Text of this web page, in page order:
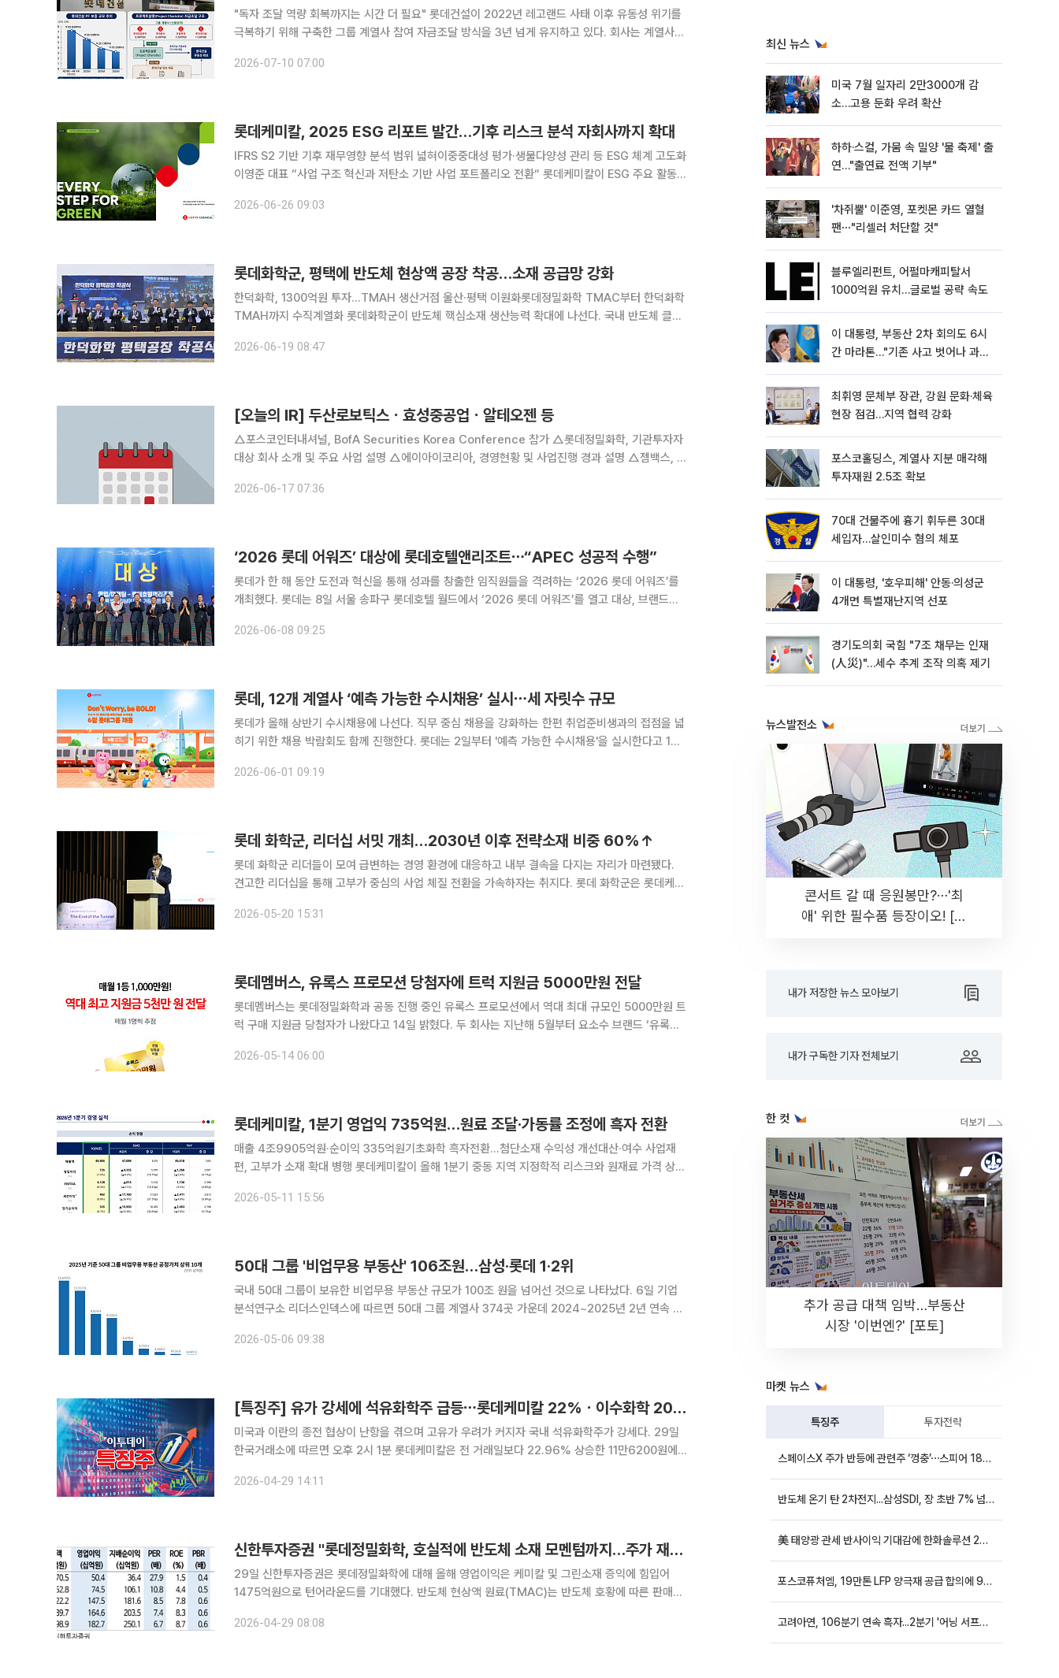
"독자 조달 역량 회복까지는 시간 더 필요" 롯데건설이 2022년 레고랜드 사태 이후 유동성 위기를
극복하기 위해 구축한 그룹 계열사 참여 자금조달 방식을 3년 넘게 유지하고 있다. 회사는 계열사
2026-07-10 07:00
롯데케미칼, 2025 ESG 리포트 발간…기후 리스크 분석 자회사까지 확대
IFRS S2 기반 기후 재무영향 분석 범위 넓혀이중중대성 평가·생물다양성 관리 등 ESG 체계 고도화
이영준 대표 “사업 구조 혁신과 저탄소 기반 사업 포트폴리오 전환“ 롯데케미칼이 ESG 주요 활동과
범위를 연결 자회사까지 확대하며 ESG 관리체계를 강
2026-06-26 09:03
롯데화학군, 평택에 반도체 현상액 공장 착공…소재 공급망 강화
한덕화학, 1300억원 투자…TMAH 생산거점 울산·평택 이원화롯데정밀화학 TMAC부터 한덕화학
TMAH까지 수직계열화 롯데화학군이 반도체 핵심소재 생산능력 확대에 나선다. 국내 반도체 클러
강화한다. 롯데화학군 계열사 한덕화학은 19일 경기도 평택 포승(BIX)
2026-06-19 08:47
[오늘의 IR] 두산로보틱스ㆍ효성중공업ㆍ알테오젠 등
△포스코인터내셔널, BofA Securities Korea Conference 참가 △롯데정밀화학, 기관투자자
대상 회사 소개 및 주요 사업 설명 △에이아이코리아, 경영현황 및 사업진행 경과 설명 △젬백스, 투
Securities 2026 Korea Confer
2026-06-17 07:36
‘2026 롯데 어워즈’ 대상에 롯데호텔앤리조트⋯“APEC 성공적 수행”
롯데가 한 해 동안 도전과 혁신을 통해 성과를 창출한 임직원들을 격려하는 ‘2026 롯데 어워즈’를
개최했다. 롯데는 8일 서울 송파구 롯데호텔 월드에서 ‘2026 롯데 어워즈’를 열고 대상, 브랜드
상했다고 밝혔다. 이날 행사에는 신동빈 롯데그룹
2026-06-08 09:25
롯데, 12개 계열사 ‘예측 가능한 수시채용’ 실시⋯세 자릿수 규모
롯데가 올해 상반기 수시채용에 나선다. 직무 중심 채용을 강화하는 한편 취업준비생과의 접점을 넓
히기 위한 채용 박람회도 함께 진행한다. 롯데는 2일부터 '예측 가능한 수시채용'을 실시한다고 1일
가 참여하며 MD(상품기획), 경영지원, 마케팅 등 20여
2026-06-01 09:19
롯데 화학군, 리더십 서밋 개최…2030년 이후 전략소재 비중 60%↑
롯데 화학군 리더들이 모여 급변하는 경영 환경에 대응하고 내부 결속을 다지는 자리가 마련됐다.
견고한 리더십을 통해 고부가 중심의 사업 체질 전환을 가속하자는 취지다. 롯데 화학군은 롯데케미
가운데 ‘2026 리더십 서밋(Leadership Summit)’을
2026-05-20 15:31
롯데멤버스, 유록스 프로모션 당첨자에 트럭 지원금 5000만원 전달
롯데멤버스는 롯데정밀화학과 공동 진행 중인 유록스 프로모션에서 역대 최대 규모인 5000만원 트
럭 구매 지원금 당첨자가 나왔다고 14일 밝혔다. 두 회사는 지난해 5월부터 요소수 브랜드 ‘유록
2026-05-14 06:00
롯데케미칼, 1분기 영업익 735억원…원료 조달·가동률 조정에 흑자 전환
매출 4조9905억원·순이익 335억원기초화학 흑자전환…첨단소재 수익성 개선대산·여수 사업재
편, 고부가 소재 확대 병행 롯데케미칼이 올해 1분기 중동 지역 지정학적 리스크와 원재료 가격 상승
2026-05-11 15:56
50대 그룹 '비업무용 부동산' 106조원…삼성·롯데 1·2위
국내 50대 그룹이 보유한 비업무용 부동산 규모가 100조 원을 넘어선 것으로 나타났다. 6일 기업
분석연구소 리더스인덱스에 따르면 50대 그룹 계열사 374곳 가운데 2024~2025년 2년 연속 비
2026-05-06 09:38
[특징주] 유가 강세에 석유화학주 급등⋯롯데케미칼 22%ㆍ이수화학 20%↑
미국과 이란의 종전 협상이 난항을 겪으며 고유가 우려가 커지자 국내 석유화학주가 강세다. 29일
한국거래소에 따르면 오후 2시 1분 롯데케미칼은 전 거래일보다 22.96% 상승한 11만6200원에
기록하고 있다. SK이노베이션(8.42%), SK
2026-04-29 14:11
신한투자증권 "롯데정밀화학, 호실적에 반도체 소재 모멘텀까지…주가 재평가 지속"
29일 신한투자증권은 롯데정밀화학에 대해 올해 영업이익은 케미칼 및 그린소재 증익에 힘입어
1475억원으로 턴어라운드를 기대했다. 반도체 현상액 원료(TMAC)는 반도체 호황에 따른 판매량
전망이다. 이진명 신한투자증권 연구원은 "올해 1분기 영업이익은
2026-04-29 08:08
최신 뉴스
미국 7월 일자리 2만3000개 감
소…고용 둔화 우려 확산
하하·스컬, 가뭄 속 밀양 '물 축제' 출
연…"출연료 전액 기부"
'차쥐뿔' 이준영, 포켓몬 카드 열혈
팬⋯"리셀러 처단할 것"
블루엘리펀트, 어펄마캐피탈서
1000억원 유치…글로벌 공략 속도
이 대통령, 부동산 2차 회의도 6시
간 마라톤…"기존 사고 벗어나 과감
최휘영 문체부 장관, 강원 문화·체육
현장 점검…지역 협력 강화
포스코홀딩스, 계열사 지분 매각해
투자재원 2.5조 확보
70대 건물주에 흉기 휘두른 30대
세입자…살인미수 혐의 체포
이 대통령, '호우피해' 안동·의성군
4개면 특별재난지역 선포
경기도의회 국힘 "7조 채무는 인재
(人災)"…세수 추계 조작 의혹 제기
뉴스발전소
콘서트 갈 때 응원봉만?⋯'최
애' 위한 필수품 등장이오! [솔
내가 저장한 뉴스 모아보기
내가 구독한 기자 전체보기
한 컷
추가 공급 대책 임박…부동산
시장 '이번엔?' [포토]
마켓 뉴스
특징주 투자전략
스페이스X 주가 반등에 관련주 ‘껑충’⋯스피어 18%ㆍ에이치브이엠 12%↑
반도체 온기 탄 2차전지...삼성SDI, 장 초반 7% 넘게 껑충
美 태양광 관세 반사이익 기대감에 한화솔루션 20%대·OCI홀딩스 14%대 급등
포스코퓨처엠, 19만톤 LFP 양극재 공급 합의에 9%대 강세
고려아연, 106분기 연속 흑자...2분기 '어닝 서프라이즈'에 장 초반 12%대 강세